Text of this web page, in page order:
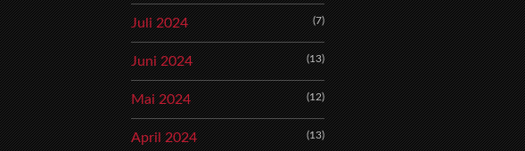
Juli 2024 (7)
Juni 2024 (13)
Mai 2024 (12)
April 2024 (13)